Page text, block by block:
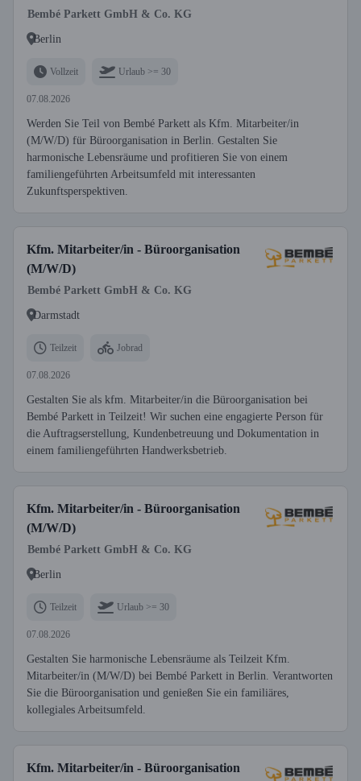
Bembé Parkett GmbH & Co. KG
Berlin
Vollzeit Urlaub >= 30
07.08.2026
Werden Sie Teil von Bembé Parkett als Kfm. Mitarbeiter/in
(M/W/D) für Büroorganisation in Berlin. Gestalten Sie
harmonische Lebensräume und profitieren Sie von einem
familiengeführten Arbeitsumfeld mit interessanten
Zukunftsperspektiven.
Kfm. Mitarbeiter/in - Büroorganisation
(M/W/D)
Bembé Parkett GmbH & Co. KG
Darmstadt
Teilzeit Jobrad
07.08.2026
Gestalten Sie als kfm. Mitarbeiter/in die Büroorganisation bei
Bembé Parkett in Teilzeit! Wir suchen eine engagierte Person für
die Auftragserstellung, Kundenbetreuung und Dokumentation in
einem familiengeführten Handwerksbetrieb.
Kfm. Mitarbeiter/in - Büroorganisation
(M/W/D)
Bembé Parkett GmbH & Co. KG
Berlin
Teilzeit Urlaub >= 30
07.08.2026
Gestalten Sie harmonische Lebensräume als Teilzeit Kfm.
Mitarbeiter/in (M/W/D) bei Bembé Parkett in Berlin. Verantworten
Sie die Büroorganisation und genießen Sie ein familiäres,
kollegiales Arbeitsumfeld.
Kfm. Mitarbeiter/in - Büroorganisation